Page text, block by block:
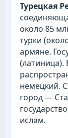
Турецкая
около 85
турки
армяне.
(латиница).
немецкий.
город —
ислам.